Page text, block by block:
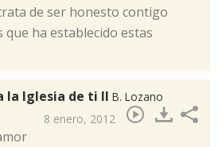
de ser honesto contigo
que ha establecido estas
la Iglesia de ti II B. Lozano
8 enero, 2012